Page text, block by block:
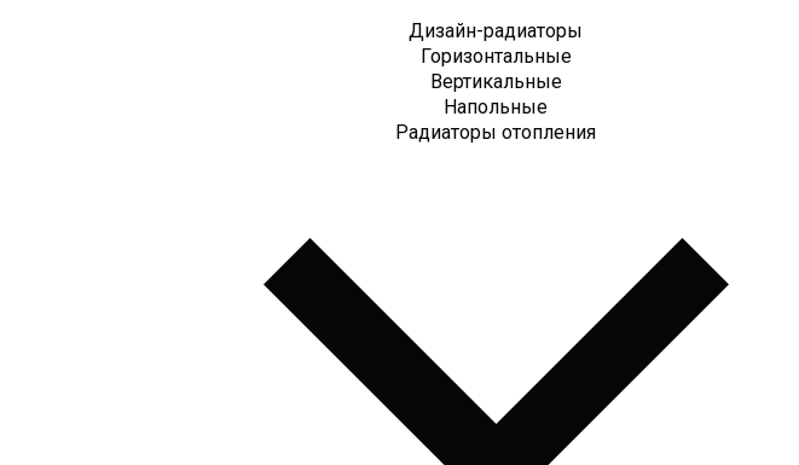
Дизайн-радиаторы
Горизонтальные
Вертикальные
Напольные
Радиаторы отопления